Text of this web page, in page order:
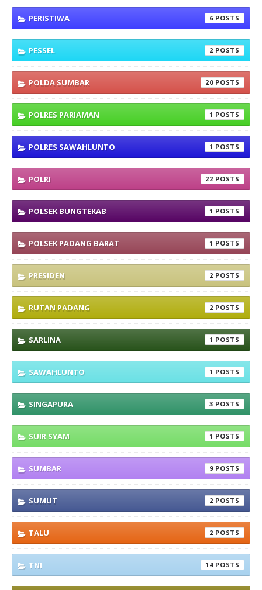
PERISTIWA 6
PESSEL 2
POLDA SUMBAR 20
POLRES PARIAMAN 1
POLRES SAWAHLUNTO 1
POLRI 22
POLSEK BUNGTEKAB 1
POLSEK PADANG BARAT 1
PRESIDEN 2
RUTAN PADANG 2
SARLINA 1
SAWAHLUNTO 1
SINGAPURA 3
SUIR SYAM 1
SUMBAR 9
SUMUT 2
TALU 2
TNI 14